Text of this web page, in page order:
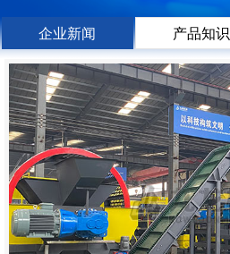
品
视
频
现
场
方
案
动
态
联
企业新闻 产品知识